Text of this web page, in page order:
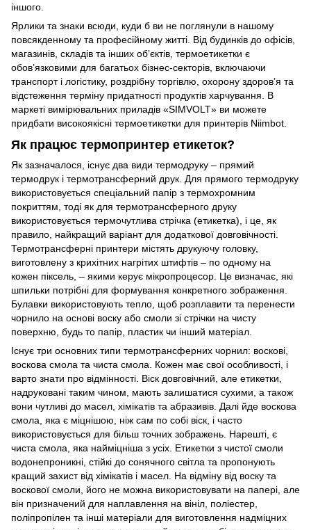
іншого.
Ярлики та знаки всюди, куди б ви не поглянули в нашому
повсякденному та професійному житті. Від будинків до офісів,
магазинів, складів та інших об’єктів, термоетикетки є
обов’язковими для багатьох бізнес-секторів, включаючи
транспорт і логістику, роздрібну торгівлю, охорону здоров’я та
відстеження терміну придатності продуктів харчування. В
маркеті вимірювальних приладів «SIMVOLT» ви можете
придбати високоякісні термоетикетки для принтерів Niimbot.
Як працює термопринтер етикеток?
Як зазначалося, існує два види термодруку – прямий
термодрук і термотрансферний друк. Для прямого термодруку
використовується спеціальний папір з термохромним
покриттям, тоді як для термотрансферного друку
використовується термочутлива стрічка (етикетка), і це, як
правило, найкращий варіант для додаткової довговічності.
Термотрансферні принтери містять друкуючу головку,
виготовлену з крихітних нагрітих штифтів – по одному на
кожен піксель, – якими керує мікропроцесор. Це визначає, які
шпильки потрібні для формування конкретного зображення.
Булавки використовують тепло, щоб розплавити та перенести
чорнило на основі воску або смоли зі стрічки на чисту
поверхню, будь то папір, пластик чи інший матеріал.
Існує три основних типи термотрансферних чорнил: воскові,
воскова смола та чиста смола. Кожен має свої особливості, і
варто знати про відмінності. Віск довговічний, але етикетки,
надруковані таким чином, мають залишатися сухими, а також
вони чутливі до масел, хімікатів та абразивів. Далі йде воскова
смола, яка є міцнішою, ніж сам по собі віск, і часто
використовується для більш точних зображень. Нарешті, є
чиста смола, яка найміцніша з усіх. Етикетки з чистої смоли
водонепроникні, стійкі до сонячного світла та пропонують
кращий захист від хімікатів і масел. На відміну від воску та
воскової смоли, його не можна використовувати на папері, але
він призначений для наплавлення на вініл, поліестер,
поліпропілен та інші матеріали для виготовлення надміцних